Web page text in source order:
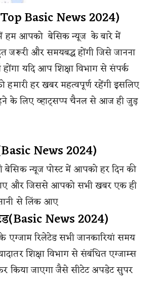
Basic News 2024)
हम आपको बेसिक न्यूज के बारे में
जरूरी और समयबद्ध होंगी जिसे जानना
यदि आप शिक्षा विभाग से संपर्क
हर खबर महत्वपूर्ण रहेंगी इसलिए
के लिए व्हाट्सप्प चैनल से आज ही जुड़
News 2024)
बेसिक न्यूज पोस्ट में आपको हर दिन की
और जिससे आपको सभी खबर एक ही
से लिंक आए
News 2024)
रिलेटेड सभी जानकारियां समय
शिक्षा विभाग से संबंधित एग्जाम्स
किया जाएगा जैसे सीटेट अपडेट सुपर